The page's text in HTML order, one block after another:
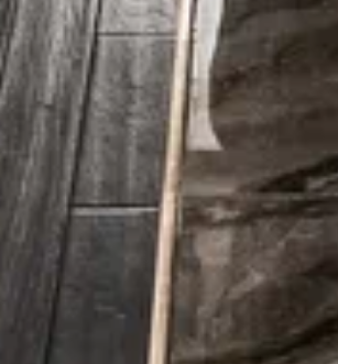
Забронировать
зал
ПРЕДЛАГАЕМ НАШИМ
ГОСТЯМ ДОП.
ВОЗМОЖНОСТИ